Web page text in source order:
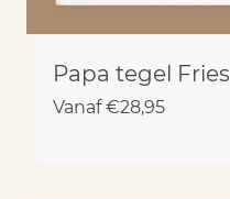
Papa tegel Fries
Vanaf €28,95